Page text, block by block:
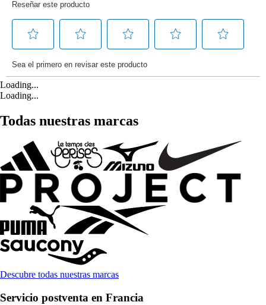
Loading...
Loading...
Todas nuestras marcas
Descubre todas nuestras marcas
Servicio postventa en Francia